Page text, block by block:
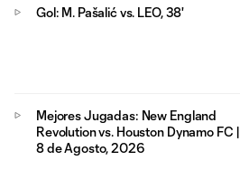
Gol: M. Pašalić vs. LEO, 38'
Mejores Jugadas: New England
Revolution vs. Houston Dynamo FC |
8 de Agosto, 2026